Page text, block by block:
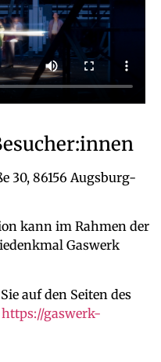
30, 86156 Augsburg-
kann im Rahmen der
Gaswerk
auf den Seiten des
https://gaswerk-